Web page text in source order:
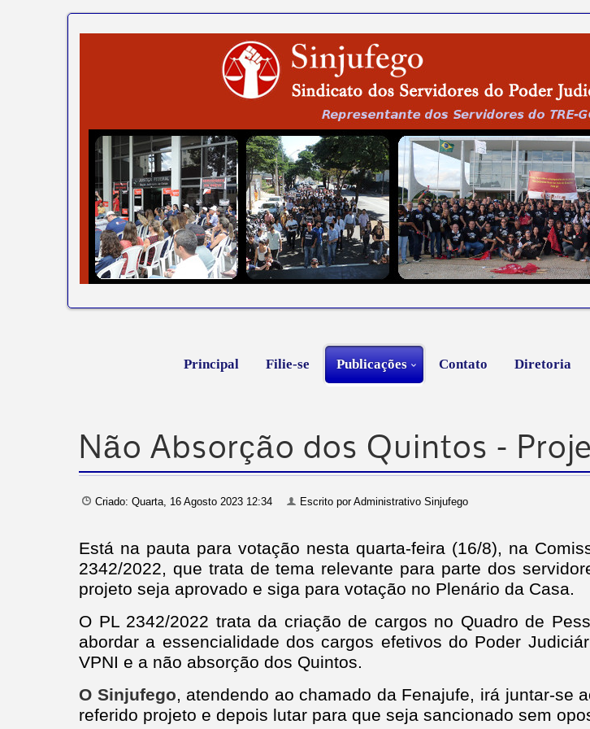
Principal Filie-se Publicações Contato Diretoria
Não Absorção dos Quintos -
Criado: Quarta, 16 Agosto 2023 12:34 Escrito porAdministrativo Sinjufego
Está na pauta para votação nesta quarta-feira (16/8), na
2342/2022, que trata de tema relevante para parte dos
projeto seja aprovado e siga para votação no Plenário da Casa.
O PL 2342/2022 trata da criação de cargos no Quadro de
abordar a essencialidade dos cargos efetivos do Poder
VPNI e a não absorção dos Quintos.
O Sinjufego, atendendo ao chamado da Fenajufe, irá juntar-se
referido projeto e depois lutar para que seja sancionado sem